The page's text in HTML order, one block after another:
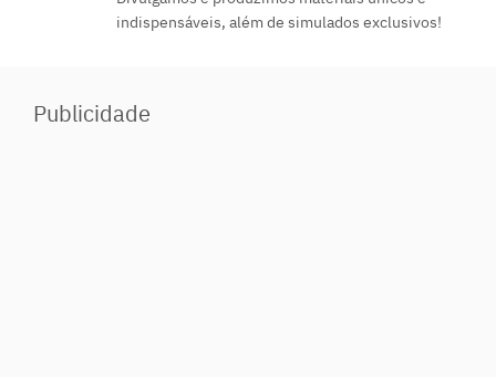
indispensáveis, além de simulados exclusivos!
Publicidade